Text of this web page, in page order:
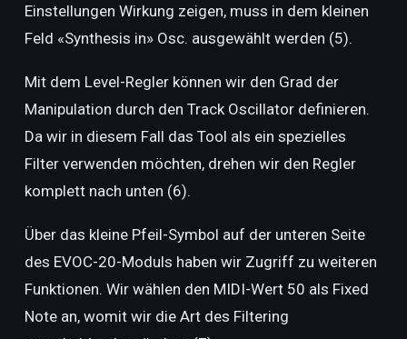
Einstellungen Wirkung zeigen, muss in dem kleinen
Feld «Synthesis in» Osc. ausgewählt werden (5).
Mit dem Level-Regler können wir den Grad der
Manipulation durch den Track Oscillator definieren.
Da wir in diesem Fall das Tool als ein spezielles
Filter verwenden möchten, drehen wir den Regler
komplett nach unten (6).
Über das kleine Pfeil-Symbol auf der unteren Seite
des EVOC-20-Moduls haben wir Zugriff zu weiteren
Funktionen. Wir wählen den MIDI-Wert 50 als Fixed
Note an, womit wir die Art des Filtering